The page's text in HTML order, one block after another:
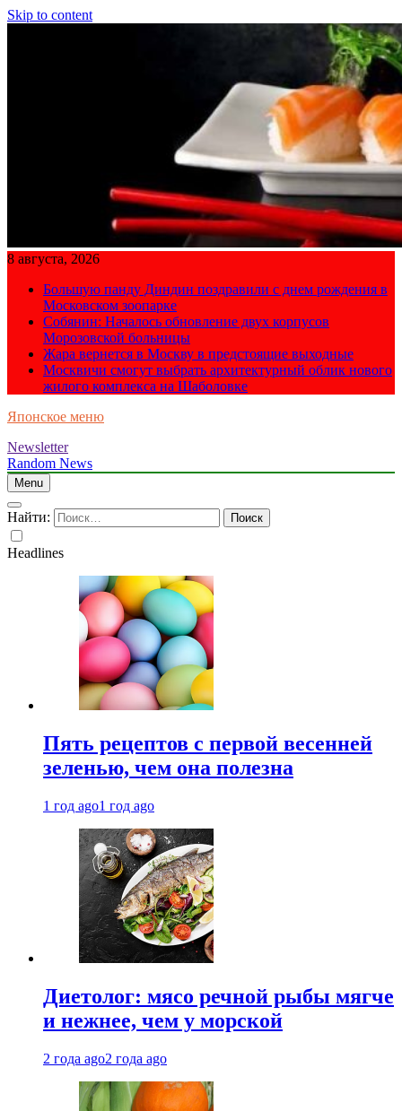
Skip to content
8 августа, 2026
Большую панду Диндин поздравили с днем рождения в
Московском зоопарке
Собянин: Началось обновление двух корпусов
Морозовской больницы
Жара вернется в Москву в предстоящие выходные
Москвичи смогут выбрать архитектурный облик нового
жилого комплекса на Шаболовке
Японское меню
Newsletter
Random News
Menu
Найти:
Headlines
Пять рецептов с первой весенней
зеленью, чем она полезна
1 год ago1 год ago
Диетолог: мясо речной рыбы мягче
и нежнее, чем у морской
2 года ago2 года ago